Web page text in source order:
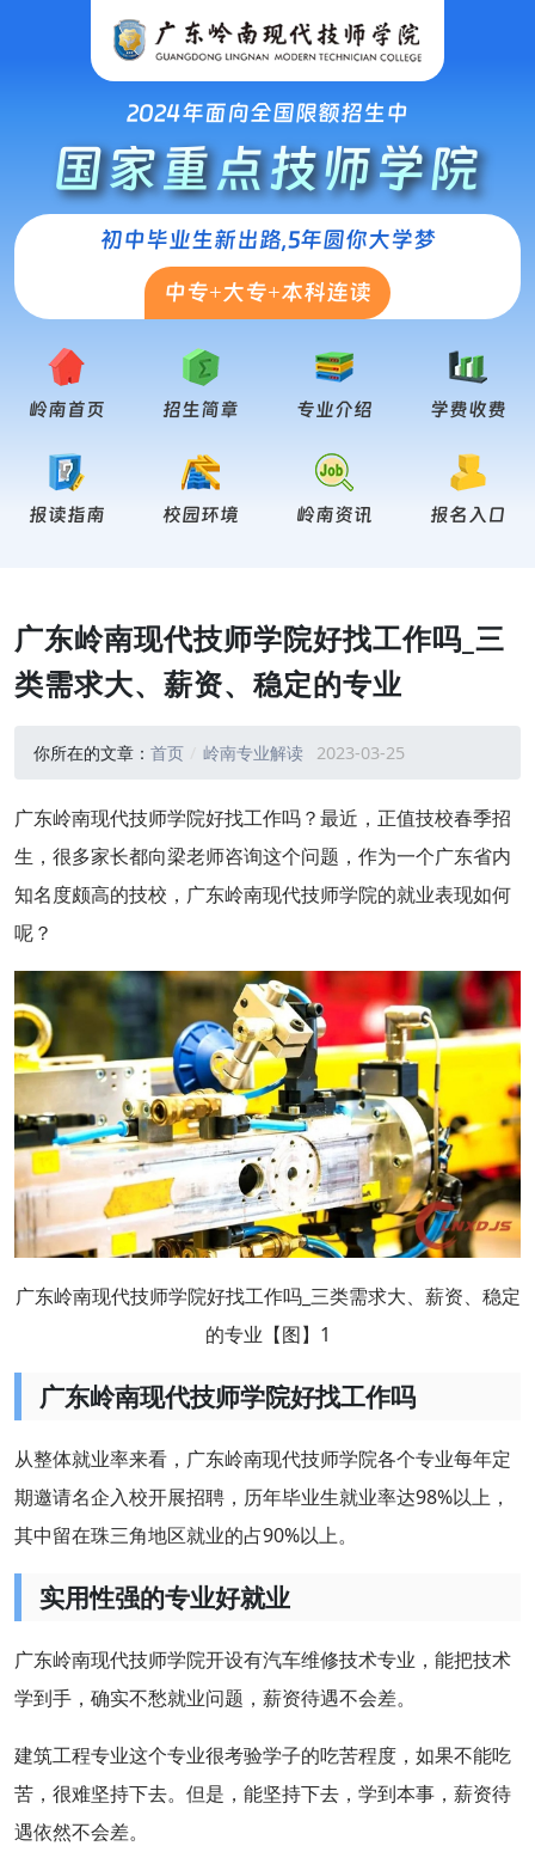
2024年面向全国限额招生中
国家重点技师学院
初中毕业生新出路,5年圆你大学梦
中专+大专+本科连读
岭南首页 招生简章 专业介绍 学费收费
报读指南 校园环境 岭南资讯 报名入口
广东岭南现代技师学院好找工作吗_三
类需求大、薪资、稳定的专业
你所在的文章： 首页 岭南专业解读 2023-03-25
广东岭南现代技师学院好找工作吗？最近，正值技校春季招
生，很多家长都向梁老师咨询这个问题，作为一个广东省内
知名度颇高的技校，广东岭南现代技师学院的就业表现如何
呢？
广东岭南现代技师学院好找工作吗_三类需求大、薪资、稳定
的专业【图】1
广东岭南现代技师学院好找工作吗
从整体就业率来看，广东岭南现代技师学院各个专业每年定
期邀请名企入校开展招聘，历年毕业生就业率达98%以上，
其中留在珠三角地区就业的占90%以上。
实用性强的专业好就业
广东岭南现代技师学院开设有汽车维修技术专业，能把技术
学到手，确实不愁就业问题，薪资待遇不会差。
建筑工程专业这个专业很考验学子的吃苦程度，如果不能吃
苦，很难坚持下去。但是，能坚持下去，学到本事，薪资待
遇依然不会差。